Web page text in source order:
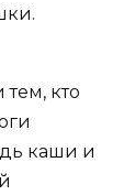
кто
каши и